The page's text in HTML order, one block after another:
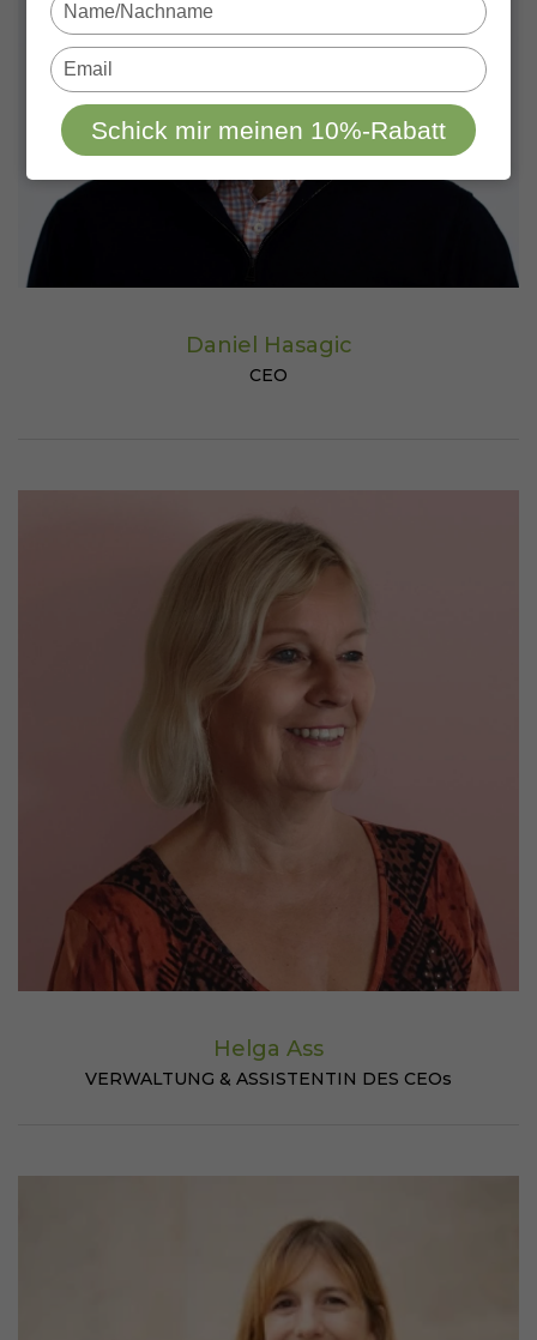
Daniel Hasagic
CEO
Helga Ass
VERWALTUNG & ASSISTENTIN DES CEOs
your
name
Type
your
email
Schick mir meinen 10%-Rabatt